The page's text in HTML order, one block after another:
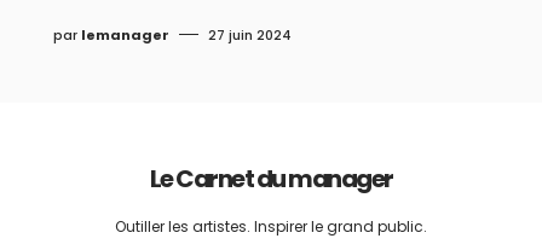
par lemanager 27 juin 2024
Le Carnet du manager
Outiller les artistes. Inspirer le grand public.